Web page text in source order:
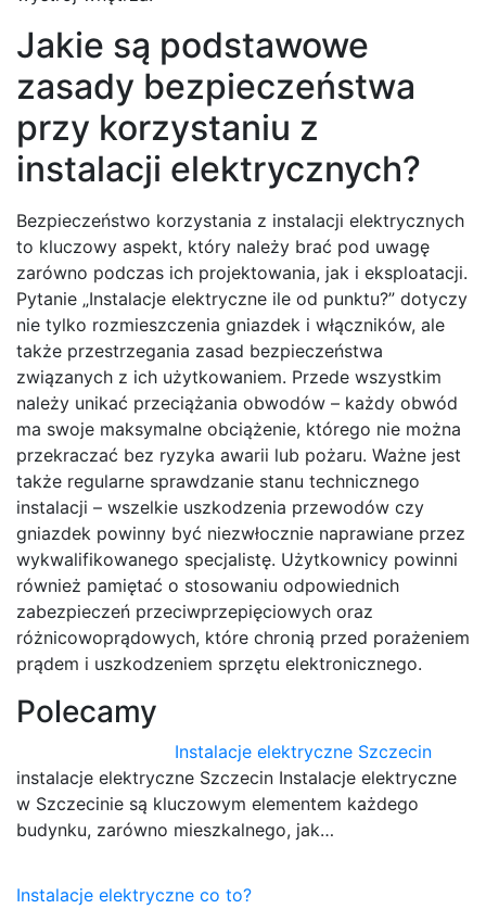
Jakie są podstawowe
zasady bezpieczeństwa
przy korzystaniu z
instalacji elektrycznych?
Bezpieczeństwo korzystania z instalacji elektrycznych
to kluczowy aspekt, który należy brać pod uwagę
zarówno podczas ich projektowania, jak i eksploatacji.
Pytanie „Instalacje elektryczne ile od punktu?” dotyczy
nie tylko rozmieszczenia gniazdek i włączników, ale
także przestrzegania zasad bezpieczeństwa
związanych z ich użytkowaniem. Przede wszystkim
należy unikać przeciążania obwodów – każdy obwód
ma swoje maksymalne obciążenie, którego nie można
przekraczać bez ryzyka awarii lub pożaru. Ważne jest
także regularne sprawdzanie stanu technicznego
instalacji – wszelkie uszkodzenia przewodów czy
gniazdek powinny być niezwłocznie naprawiane przez
wykwalifikowanego specjalistę. Użytkownicy powinni
również pamiętać o stosowaniu odpowiednich
zabezpieczeń przeciwprzepięciowych oraz
różnicowoprądowych, które chronią przed porażeniem
prądem i uszkodzeniem sprzętu elektronicznego.
Polecamy
Instalacje elektryczne Szczecin
instalacje elektryczne Szczecin Instalacje elektryczne
w Szczecinie są kluczowym elementem każdego
budynku, zarówno mieszkalnego, jak…
Instalacje elektryczne co to?